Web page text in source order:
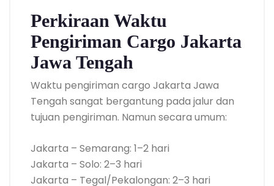
Perkiraan Waktu
Pengiriman Cargo Jakarta
Jawa Tengah
Waktu pengiriman cargo Jakarta Jawa
Tengah sangat bergantung pada jalur dan
tujuan pengiriman. Namun secara umum:
Jakarta – Semarang: 1–2 hari
Jakarta – Solo: 2–3 hari
Jakarta – Tegal/Pekalongan: 2–3 hari